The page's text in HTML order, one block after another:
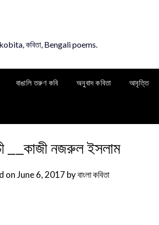
কবিতা, Bengali poems.
বাঙালি তরুণ কবি অনুবাদ কবিতা আবৃত্তি
__কাজী নজরুল ইসলাম
onJune 6, 2017 byবাংলা কবিতা